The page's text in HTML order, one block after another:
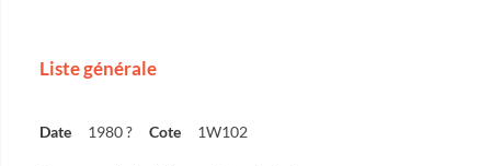
Liste générale
Date 1980 ? Cote 1W102